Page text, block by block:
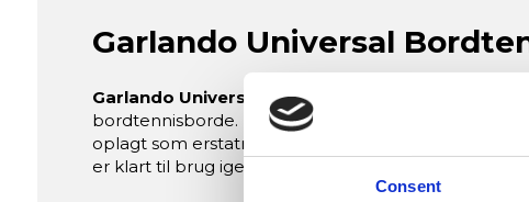
Consent
Garlando Universal
Garlando Universal Bordtennisnet
er et praktisk
bordtennisborde. Det monteres hurtigt og enkelt
oplagt som erstatning eller som ekstra net til
er klart til brug igen og igen.